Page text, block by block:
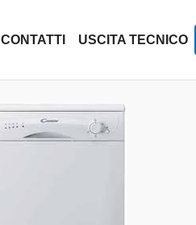
CONTATTI USCITA TECNICO